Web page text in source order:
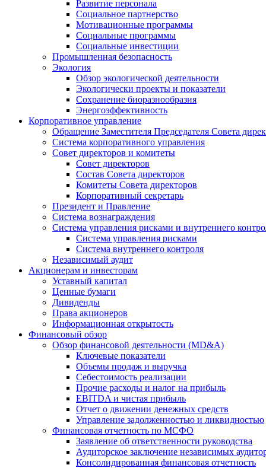
Развитие персонала
Социальное партнерство
Мотивационные программы
Социальные программы
Социальные инвестиции
Промышленная безопасность
Экология
Обзор экологической деятельности
Экологически проекты и показатели
Сохранение биоразнообразия
Энергоэффективность
Корпоративное управление
Обращение Заместителя Председателя Совета
Система корпоративного управления
Совет директоров и комитеты
Совет директоров
Состав Совета директоров
Комитеты Совета директоров
Корпоративный секретарь
Президент и Правление
Система вознаграждения
Система управления рисками и внутреннего
Система управления рисками
Система внутреннего контроля
Независимый аудит
Акционерам и инвесторам
Уставный капитал
Ценные бумаги
Дивиденды
Права акционеров
Информационная открытость
Финансовый обзор
Обзор финансовой деятельности (MD&A)
Ключевые показатели
Объемы продаж и выручка
Себестоимость реализации
Прочие расходы и налог на прибыль
EBITDA и чистая прибыль
Отчет о движении денежных средств
Управление задолженностью и ликвидностью
Финансовая отчетность по МСФО
Заявление об ответственности руководства
Аудиторское заключение независимых
Консолидированная финансовая отчетность